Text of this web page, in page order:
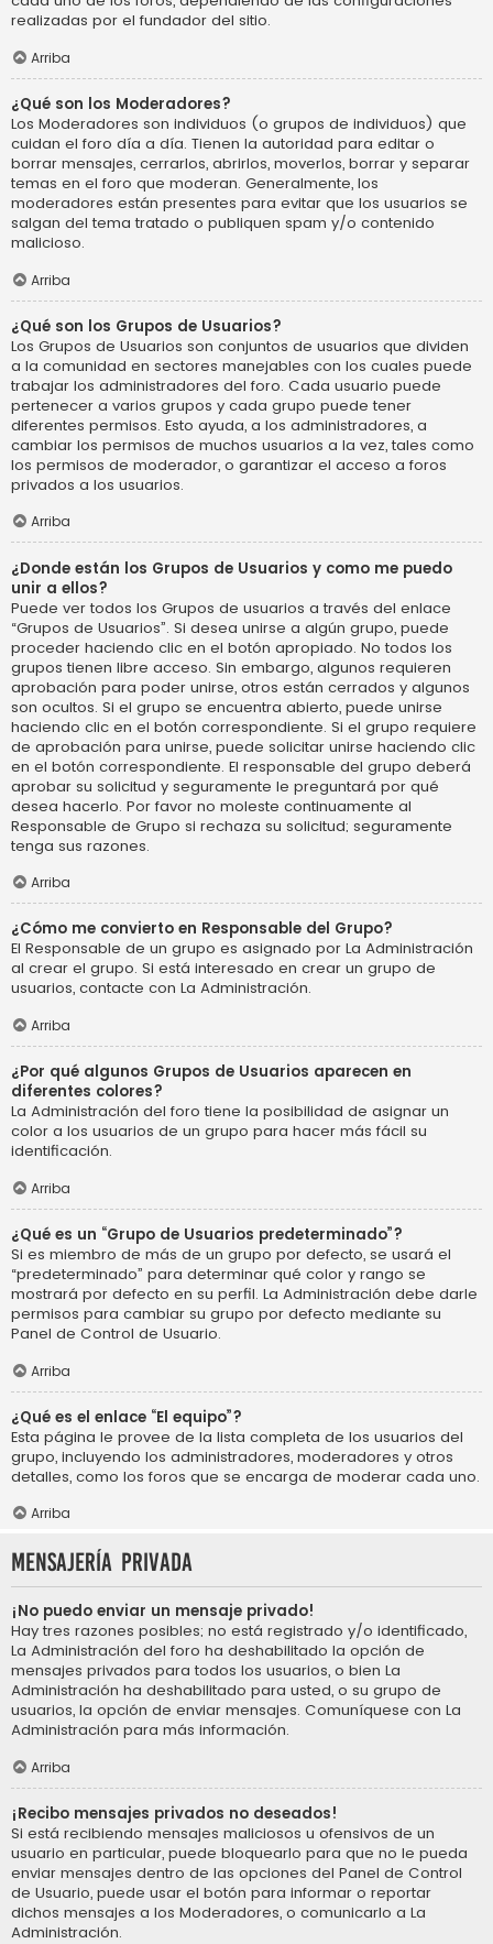
realizadas por el fundador del sitio.
Arriba
¿Qué son los Moderadores?
Los Moderadores son individuos (o grupos de individuos) que
cuidan el foro día a día. Tienen la autoridad para editar o
borrar mensajes, cerrarlos, abrirlos, moverlos, borrar y separar
temas en el foro que moderan. Generalmente, los
moderadores están presentes para evitar que los usuarios se
salgan del tema tratado o publiquen spam y/o contenido
malicioso.
Arriba
¿Qué son los Grupos de Usuarios?
Los Grupos de Usuarios son conjuntos de usuarios que dividen
a la comunidad en sectores manejables con los cuales puede
trabajar los administradores del foro. Cada usuario puede
pertenecer a varios grupos y cada grupo puede tener
diferentes permisos. Esto ayuda, a los administradores, a
cambiar los permisos de muchos usuarios a la vez, tales como
los permisos de moderador, o garantizar el acceso a foros
privados a los usuarios.
Arriba
¿Donde están los Grupos de Usuarios y como me puedo
unir a ellos?
Puede ver todos los Grupos de usuarios a través del enlace
“Grupos de Usuarios”. Si desea unirse a algún grupo, puede
proceder haciendo clic en el botón apropiado. No todos los
grupos tienen libre acceso. Sin embargo, algunos requieren
aprobación para poder unirse, otros están cerrados y algunos
son ocultos. Si el grupo se encuentra abierto, puede unirse
haciendo clic en el botón correspondiente. Si el grupo requiere
de aprobación para unirse, puede solicitar unirse haciendo clic
en el botón correspondiente. El responsable del grupo deberá
aprobar su solicitud y seguramente le preguntará por qué
desea hacerlo. Por favor no moleste continuamente al
Responsable de Grupo si rechaza su solicitud; seguramente
tenga sus razones.
Arriba
¿Cómo me convierto en Responsable del Grupo?
El Responsable de un grupo es asignado por La Administración
al crear el grupo. Si está interesado en crear un grupo de
usuarios, contacte con La Administración.
Arriba
¿Por qué algunos Grupos de Usuarios aparecen en
diferentes colores?
La Administración del foro tiene la posibilidad de asignar un
color a los usuarios de un grupo para hacer más fácil su
identificación.
Arriba
¿Qué es un “Grupo de Usuarios predeterminado”?
Si es miembro de más de un grupo por defecto, se usará el
“predeterminado” para determinar qué color y rango se
mostrará por defecto en su perfil. La Administración debe darle
permisos para cambiar su grupo por defecto mediante su
Panel de Control de Usuario.
Arriba
¿Qué es el enlace “El equipo”?
Esta página le provee de la lista completa de los usuarios del
grupo, incluyendo los administradores, moderadores y otros
detalles, como los foros que se encarga de moderar cada uno.
Arriba
Mensajería privada
¡No puedo enviar un mensaje privado!
Hay tres razones posibles; no está registrado y/o identificado,
La Administración del foro ha deshabilitado la opción de
mensajes privados para todos los usuarios, o bien La
Administración ha deshabilitado para usted, o su grupo de
usuarios, la opción de enviar mensajes. Comuníquese con La
Administración para más información.
Arriba
¡Recibo mensajes privados no deseados!
Si está recibiendo mensajes maliciosos u ofensivos de un
usuario en particular, puede bloquearlo para que no le pueda
enviar mensajes dentro de las opciones del Panel de Control
de Usuario, puede usar el botón para informar o reportar
dichos mensajes a los Moderadores, o comunicarlo a La
Administración.